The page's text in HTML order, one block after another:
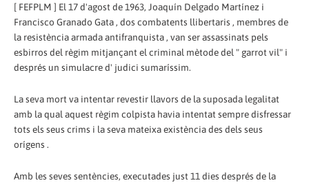
[ FEFPLM ] El 17 d'agost de 1963, Joaquín Delgado Martínez i
Francisco Granado Gata , dos combatents llibertaris , membres de
la resistència armada antifranquista , van ser assassinats pels
esbirros del règim mitjançant el criminal mètode del " garrot vil" i
després un simulacre d' judici sumaríssim.
La seva mort va intentar revestir llavors de la suposada legalitat
amb la qual aquest règim colpista havia intentat sempre disfressar
tots els seus crims i la seva mateixa existència des dels seus
orígens .
Amb les seves sentències, executades just 11 dies després de la